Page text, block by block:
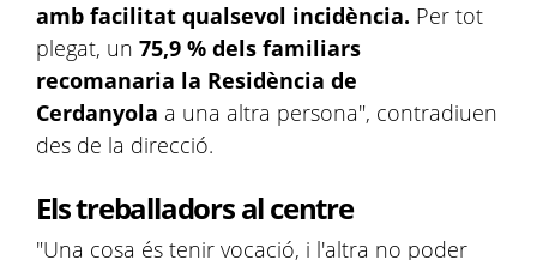
amb facilitat qualsevol incidència. Per tot
plegat, un 75,9 % dels familiars
recomanaria la Residència de
Cerdanyola a una altra persona", contradiuen
des de la direcció.
Els treballadors al centre
"Una cosa és tenir vocació, i l'altra no poder